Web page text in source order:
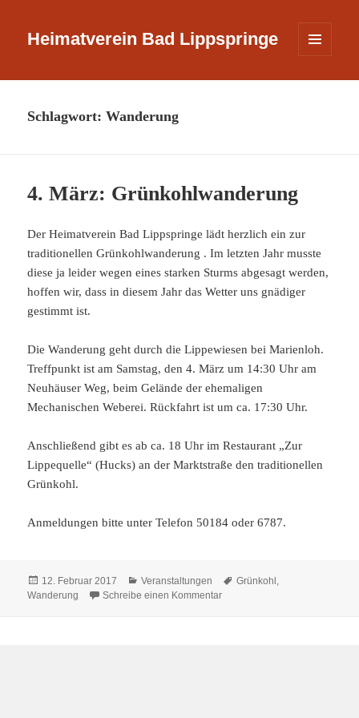
Heimatverein Bad Lippspringe
WIDGETS
Schlagwort:Wanderung
4. März: Grünkohlwanderung
Der Heimatverein Bad Lippspringe lädt herzlich ein zur
traditionellen Grünkohlwanderung . Im letzten Jahr musste
diese ja leider wegen eines starken Sturms abgesagt werden,
hoffen wir, dass in diesem Jahr das Wetter uns gnädiger
gestimmt ist.
Die Wanderung geht durch die Lippewiesen bei Marienloh.
Treffpunkt ist am Samstag, den 4. März um 14:30 Uhr am
Neuhäuser Weg, beim Gelände der ehemaligen
Mechanischen Weberei. Rückfahrt ist um ca. 17:30 Uhr.
Anschließend gibt es ab ca. 18 Uhr im Restaurant „Zur
Lippequelle“ (Hucks) an der Marktstraße den traditionellen
Grünkohl.
Anmeldungen bitte unter Telefon 50184 oder 6787.
Veröffentlicht
am
12. Februar 2017 Kategorien
Veranstaltungen Schlagwörter
Grünkohl ,
Wanderung
Schreibe einen Kommentarzu 4. März: